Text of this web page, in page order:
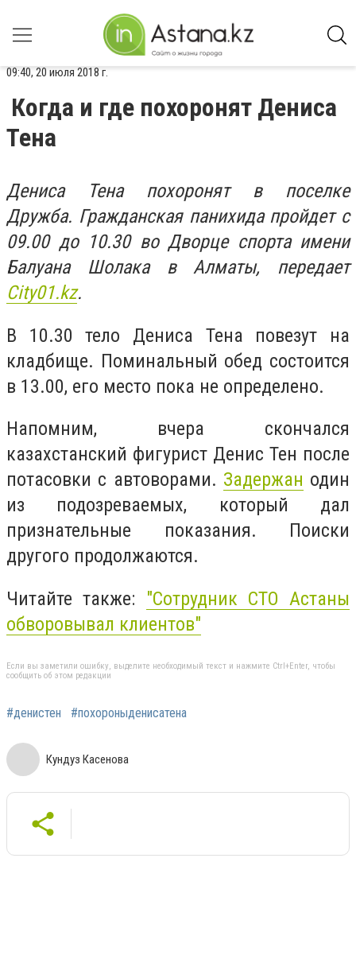
09:40, 20 июля 2018 г.
Когда и где похоронят Дениса
Тена
Дениса Тена похоронят в поселке
Дружба. Гражданская панихида пройдет с
09.00 до 10.30 во Дворце спорта имени
Балуана Шолака в Алматы, передает
Сity01.kz.
В 10.30 тело Дениса Тена повезут на
кладбище. Поминальный обед состоится
в 13.00, его место пока не определено.
Напомним, вчера скончался
казахстанский фигурист Денис Тен после
потасовки с автоворами. Задержан один
из подозреваемых, который дал
признательные показания. Поиски
другого продолжаются.
Читайте также: "Сотрудник СТО Астаны
обворовывал клиентов"
Если вы заметили ошибку, выделите необходимый текст и нажмите Ctrl+Enter, чтобы
сообщить об этом редакции
#денистен #похороныденисатена
Кундуз Касенова